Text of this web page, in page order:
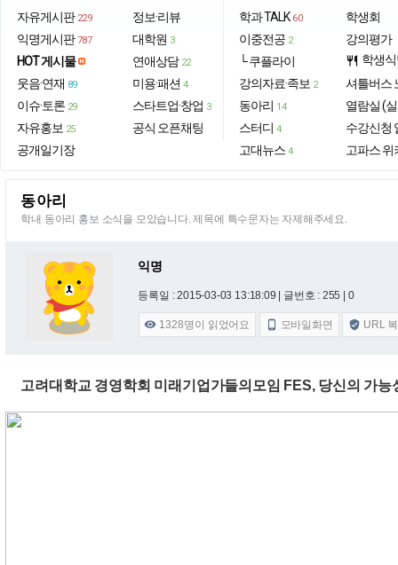
자유게시판 229
익명게시판 787
HOT 게시물
웃음·연재 89
이슈·토론 29
자유홍보 25
공개일기장
정보·리뷰
대학원 3
연애상담 22
미용·패션 4
스타트업·창업 3
공식 오픈채팅
학과 TALK 60
이중전공 2
└ 쿠플라이
강의자료·족보 2
동아리 14
스터디 4
고대뉴스 4
학생회
강의평가
restaurant 학생
셔틀버스
열람실 (
수강신청
고파스 위
동아리
학내 동아리 홍보 소식을 모았습니다. 제목에 특수문자는 자제해주세요.
익명
등록일 : 2015-03-03 13:18:09 | 글번호 : 255 | 0
 1328명이 읽었어요  모바일화면  URL
고려대학교 경영학회 미래기업가들의모임 FES, 당신의 가